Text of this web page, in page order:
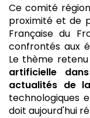
Ce comité
proximité et de
Française du
confrontés aux
Le thème
artificielle
actualités de
technologiques
doit aujourd'hui